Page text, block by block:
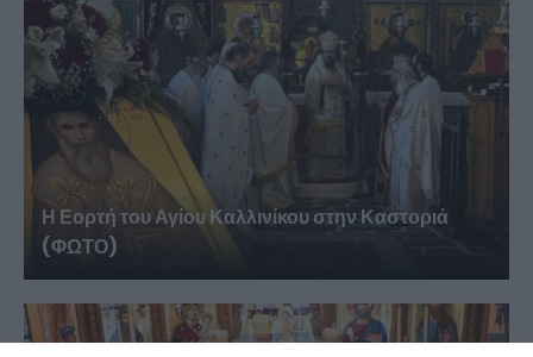
Η Εορτή του Αγίου Καλλινίκου στην Καστοριά
(ΦΩΤΟ)